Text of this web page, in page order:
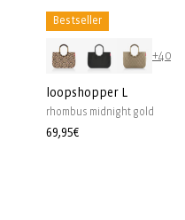
Bestseller
+40
loopshopper L
rhombus midnight gold
Prezzo
69,95€